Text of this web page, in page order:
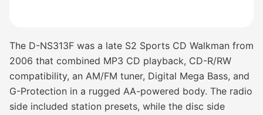
The D-NS313F was a late S2 Sports CD Walkman from
2006 that combined MP3 CD playback, CD-R/RW
compatibility, an AM/FM tuner, Digital Mega Bass, and
G-Protection in a rugged AA-powered body. The radio
side included station presets, while the disc side